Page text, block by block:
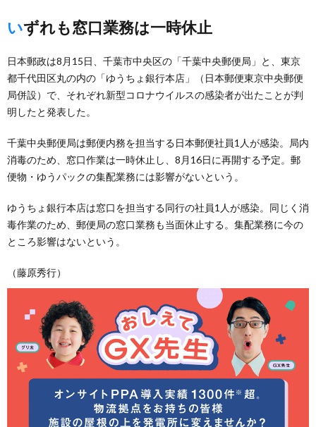
いずれも窓口業務は一時休止
日本郵政は8月15日、千葉市中央区の「千葉中央郵便局」と、東京
都千代田区丸の内の「ゆうちょ銀行本店」（日本郵便東京中央郵便
局併設）で、それぞれ新型コロナウイルスの感染者が出たことが判
明したと発表した。
千葉中央郵便局は郵便内務を担当する日本郵便社員1人が感染。局内
消毒のため、窓口作業は一時休止し、8月16日に再開する予定。郵
便物・ゆうパックの集配業務には影響がないという。
ゆうちょ銀行本店は窓口を担当する同行の社員1人が感染。同じく消
毒作業のため、郵便局の窓口業務も当面休止する。集配業務に今の
ところ影響はないという。
（藤原秀行）